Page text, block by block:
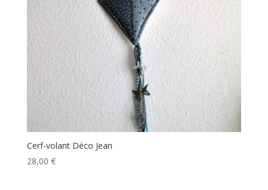
Cerf-volant Déco Jean
28,00 €